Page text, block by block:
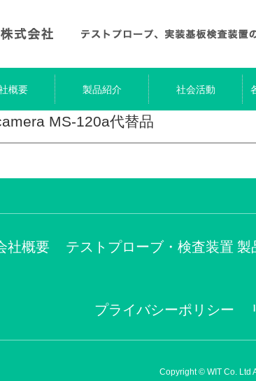
概要 製品紹介 社会活動
MS-120a代替品
社概要 テストプローブ・検査装置 製
プライバシーポリシー
Copyright © WIT Co. Ltd